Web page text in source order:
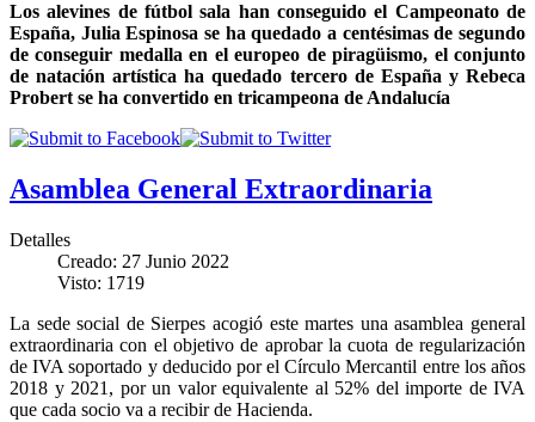
Los alevines de fútbol sala han conseguido el Campeonato de
España, Julia Espinosa se ha quedado a centésimas de segundo
de conseguir medalla en el europeo de piragüismo, el conjunto
de natación artística ha quedado tercero de España y Rebeca
Probert se ha convertido en tricampeona de Andalucía
Asamblea General Extraordinaria
Detalles
Creado: 27 Junio 2022
Visto: 1719
La sede social de Sierpes acogió este martes una asamblea general
extraordinaria con el objetivo de aprobar la cuota de regularización
de IVA soportado y deducido por el Círculo Mercantil entre los años
2018 y 2021, por un valor equivalente al 52% del importe de IVA
que cada socio va a recibir de Hacienda.